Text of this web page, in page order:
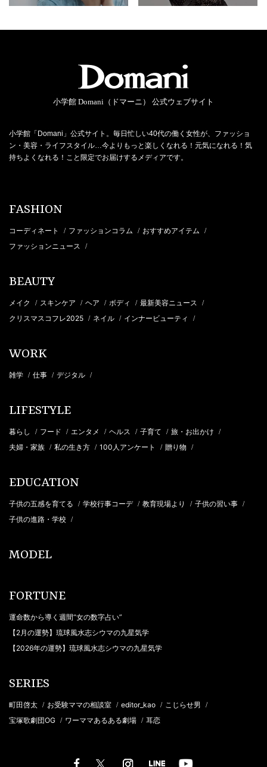
小学館 Domani（ドマーニ） 公式ウェブサイト
小学館「Domani」公式サイト。毎日忙しい40代の働く女性が、ファッショ
ン・美容・ライフスタイル…今よりもっと楽しくなれる！元気になれる！気
持ちよくなれる！こと限定でお届けするメディアです。
FASHION
コーディネート / ファッションコラム / おすすめアイテム /
ファッションニュース /
BEAUTY
メイク / スキンケア / ヘア / ボディ / 最新美容ニュース /
クリスマスコフレ2025 / ネイル / インナービューティ /
WORK
雑学 / 仕事 / デジタル /
LIFESTYLE
暮らし / フード / エンタメ / ヘルス / 子育て / 旅・お出かけ /
夫婦・家族 / 私の生き方 / 100人アンケート / 贈り物 /
EDUCATION
子供の五感を育てる / 学校行事コーデ / 教育現場より / 子供の習い事 /
子供の進路・学校 /
MODEL
FORTUNE
運命数から導く週間“女の数字占い”
【2月の運勢】琉球風水志シウマの九星気学
【2026年の運勢】琉球風水志シウマの九星気学
SERIES
町田啓太 / お受験ママの相談室 / editor_kao / こじらせ男 /
宝塚歌劇団OG / ワーママあるある劇場 / 耳恋